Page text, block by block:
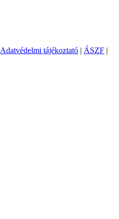
Adatvédelmi tájékoztató | ÁSZF |